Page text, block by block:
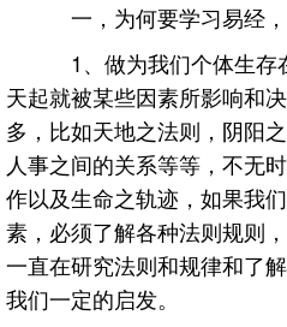
一，为何要学习易经，
1、做为我们个体生存
天起就被某些因素所影响和
多，比如天地之法则，阴阳
人事之间的关系等等，不无
作以及生命之轨迹，如果我
素，必须了解各种法则规则
一直在研究法则和规律和了
我们一定的启发。